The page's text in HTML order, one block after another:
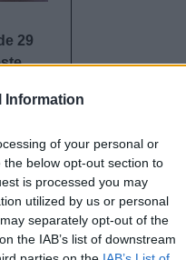
Information
of your personal or
below opt-out section to
is processed you may
utilized by us or personal
separately opt-out of the
the IAB’s list of downstream
29
sus
el